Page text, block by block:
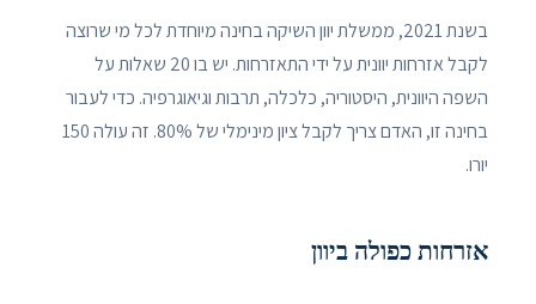
בשנת 2021, ממשלת יוון השיקה בחינה מיוחדת לכל מי שרוצה
לקבל אזרחות יוונית על ידי התאזרחות. יש בו 20 שאלות על
השפה היוונית, היסטוריה, כלכלה, תרבות וגיאוגרפיה. כדי לעבור
בחינה זו, האדם צריך לקבל ציון מינימלי של 80%. זה עולה 150
יורו.
אזרחות כפולה ביוון